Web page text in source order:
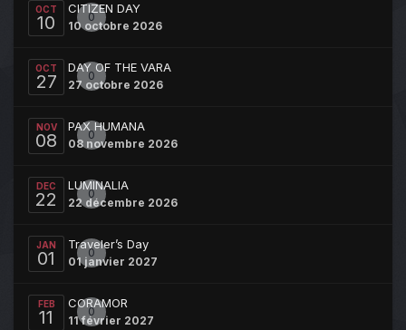
OCT
10 0
CITIZEN DAY
10 octobre 2026
OCT
27 0
DAY OF THE VARA
27 octobre 2026
NOV
08 0
PAX HUMANA
08 novembre 2026
DEC
22 0
LUMINALIA
22 décembre 2026
JAN
01 0
Traveler’s Day
01 janvier 2027
FEB
11 0
CORAMOR
11 février 2027